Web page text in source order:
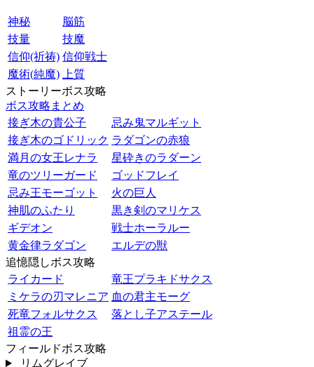
神秘
脳筋
技量
技魔
信仰(祈祷) 信仰戦士
魔術(純魔)
上質
ストーリーボス攻略
ボス攻略まとめ
接ぎ木の貴公子
忌み鬼マルギット
接ぎ木のゴドリック ラダゴンの赤狼
満月の女王レナラ
星砕きのラダーン
竜のツリーガード
ゴッドフレイ
忌み王モーゴット
火の巨人
神肌のふたり
黒き剣のマリケス
ギデオン
戦士ホーラルー
黄金律ラダゴン
エルデの獣
追憶隠しボス攻略
ライカード
竜王プラキドサクス
ミケラの刃マレニア 血の君主モーグ
死竜フォルサクス
落とし子アステール
祖霊の王
フィールドボス攻略
リムグレイブ